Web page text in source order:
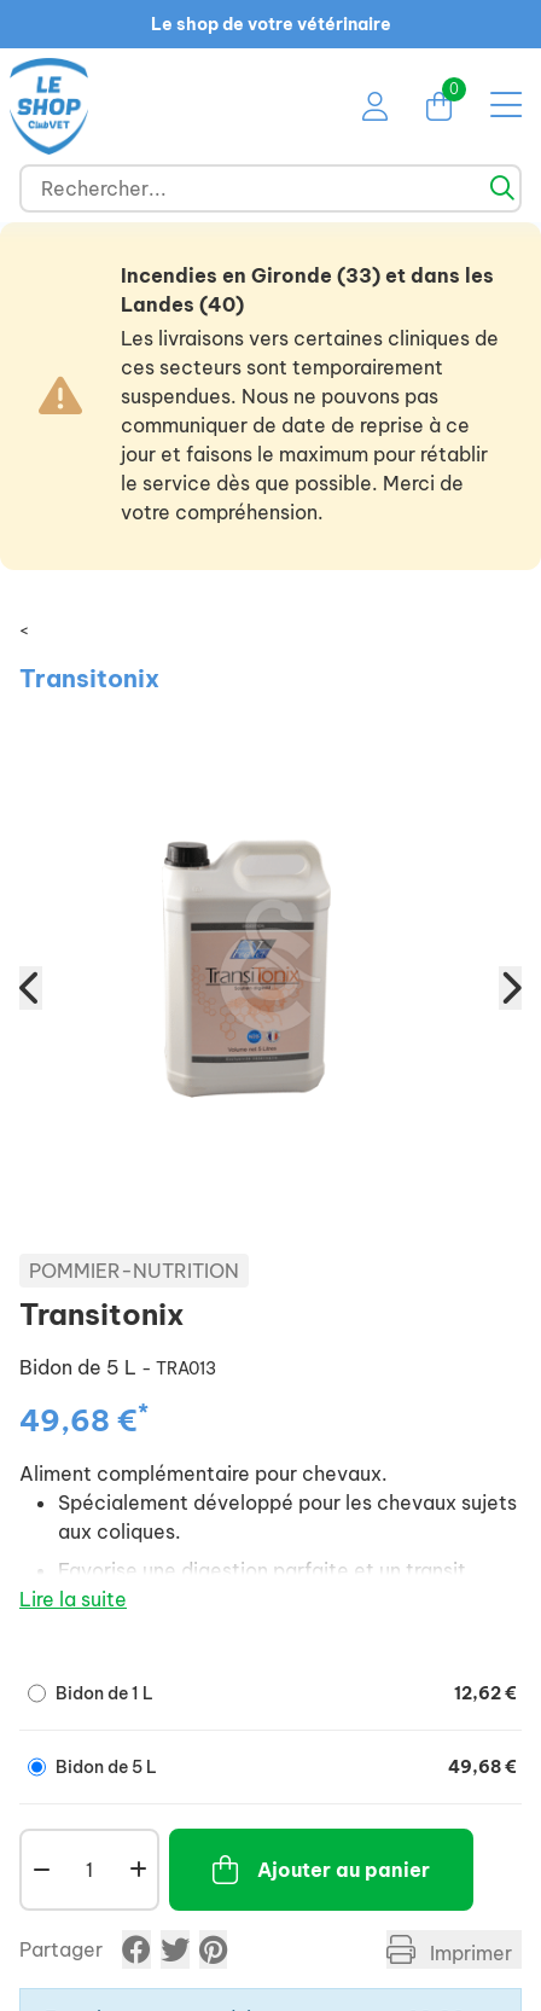
Le shop de votre vétérinaire
0
Incendies en Gironde (33) et dans les
Landes (40)
Les livraisons vers certaines cliniques de
ces secteurs sont temporairement
suspendues. Nous ne pouvons pas
communiquer de date de reprise à ce
jour et faisons le maximum pour rétablir
le service dès que possible. Merci de
votre compréhension.
<
Transitonix
POMMIER-NUTRITION
Transitonix
Bidon de 5 L - TRA013
49,68 €*
Aliment complémentaire pour chevaux.
Spécialement développé pour les chevaux sujets
aux coliques.
Favorise une digestion parfaite et un transit
intestinal régulier.
supplémentaire d'énergie utilisable quel que soit
Lire la suite
Bidon de 1 L 12,62 €
Bidon de 5 L 49,68 €
Ajouter au panier
Partager Imprimer